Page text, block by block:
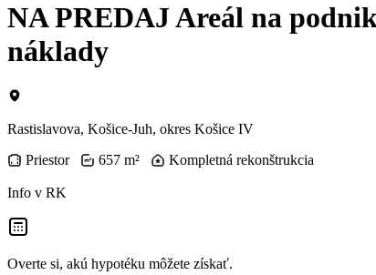
NA PREDAJ Areál na
náklady
Rastislavova, Košice-Juh, okres Košice IV
Priestor
657 m² Kompletná rekonštrukcia
Info v RK
Overte si, akú hypotéku môžete získať.